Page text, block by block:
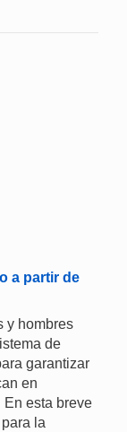
a partir de
y hombres
de
garantizar
en
esta breve
la